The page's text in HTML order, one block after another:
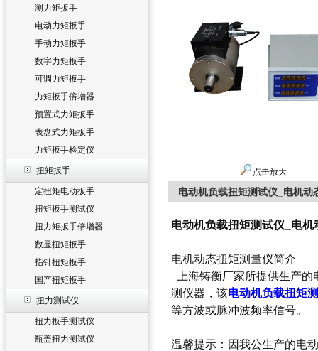
测力矩扳手
电动力矩扳手
手动力矩扳手
数字力矩扳手
可调力矩扳手
力矩扳手倍增器
预置式力矩扳手
表盘式力矩扳手
力矩扳手检定仪
扭矩扳手
定扭矩电动扳手
扭矩扳手测试仪
扭力矩扳手倍增器
数显扭矩扳手
指针扭矩扳手
国产扭矩扳手
扭力测试仪
扭力扳手测试仪
瓶盖扭力测试仪
点击放大
电动机负载扭矩测试仪_电机动
电动机负载扭矩测试仪_电机
电机动态扭矩测量仪简介
上海铸衡厂家所提供生产的
测仪器，该电动机负载扭矩
等方波或脉冲波频率信号。
温馨提示：因我公生产的电